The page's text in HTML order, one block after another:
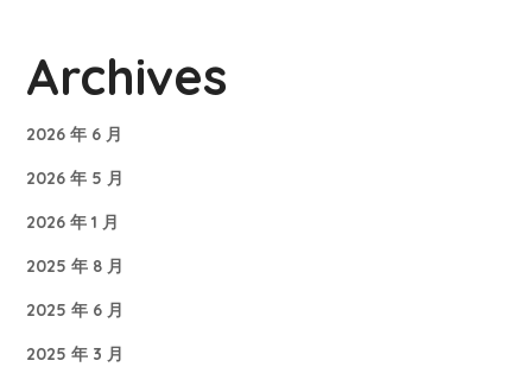
Archives
2026 年 6 月
2026 年 5 月
2026 年 1 月
2025 年 8 月
2025 年 6 月
2025 年 3 月